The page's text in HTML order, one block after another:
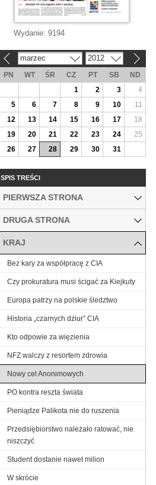
Wydanie: 9194
marzec 2012
PN WT ŚR CZ PT SB
ND
1
2 3
4
5
6 7 8 9 10
11
12
13 14 15 16 17
18
19
20 21 22 23 24
25
26
27 28 29 30 31
SPIS TREŚCI
PIERWSZA STRONA
DRUGA STRONA
KRAJ
Bez kary za współpracę z CIA
Czy prokuratura musi ścigać za Kiejkuty
Europa patrzy na polskie śledztwo
Historia „czarnych dziur” CIA
Kto odpowie za więzienia
NFZ walczy z resortem zdrowia
Nowy cel Anonimowych
PO kontra reszta świata
Pieniądze Palikota nie do ruszenia
Przedsiębiorstwo należało ratować, nie
niszczyć
Student dostanie nawet milion
W skrócie